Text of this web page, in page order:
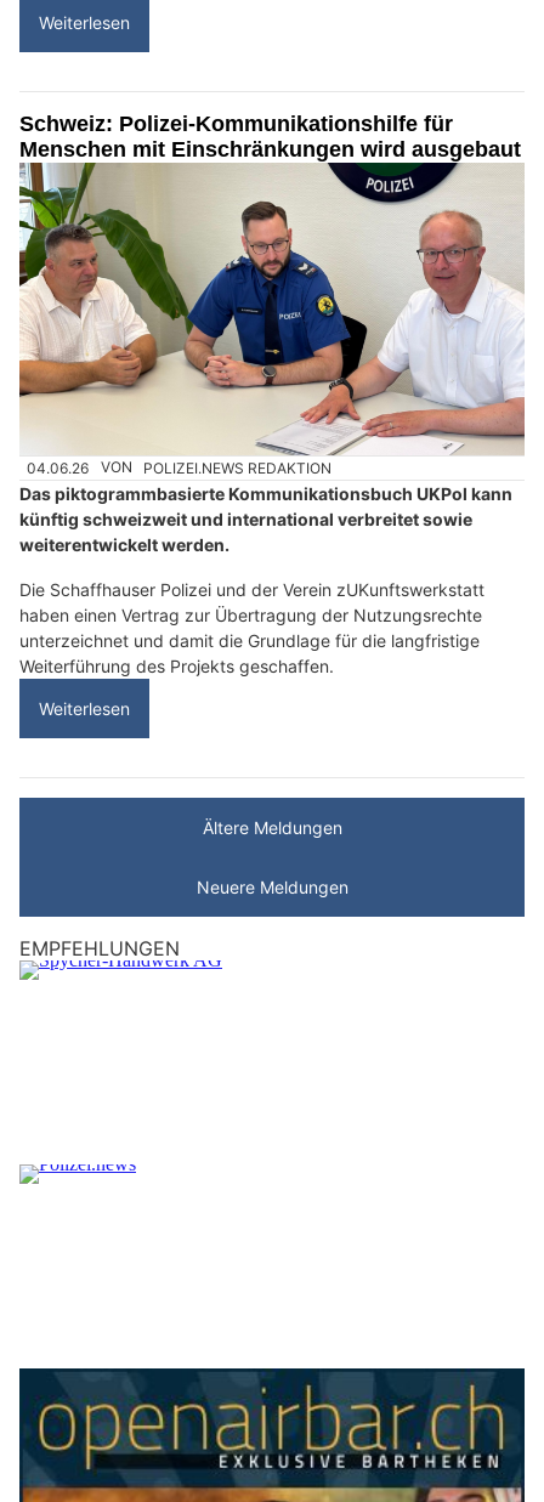
Weiterlesen
Schweiz: Polizei-Kommunikationshilfe für
Menschen mit Einschränkungen wird ausgebaut
04.06.26 VON POLIZEI.NEWS REDAKTION
Das piktogrammbasierte Kommunikationsbuch UKPol kann
künftig schweizweit und international verbreitet sowie
weiterentwickelt werden.
Die Schaffhauser Polizei und der Verein zUKunftswerkstatt
haben einen Vertrag zur Übertragung der Nutzungsrechte
unterzeichnet und damit die Grundlage für die langfristige
Weiterführung des Projekts geschaffen.
Weiterlesen
Ältere Meldungen
Neuere Meldungen
EMPFEHLUNGEN